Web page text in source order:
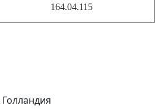
164.04.115
Голландия